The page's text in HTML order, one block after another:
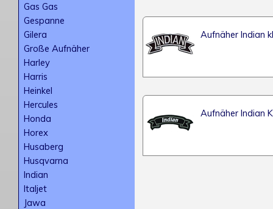
Gas Gas
Gespanne
Gilera
Große Aufnäher
Harley
Harris
Heinkel
Hercules
Honda
Horex
Husaberg
Husqvarna
Indian
Italjet
Jawa
Aufnäher Indian
Aufnäher Indian